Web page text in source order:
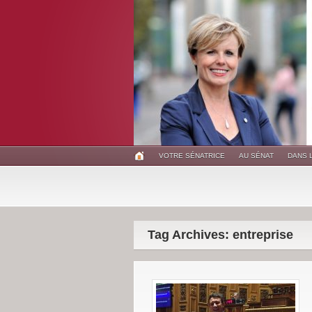
VOTRE SÉNATRICE AU SÉNAT DANS
Tag Archives: entreprise